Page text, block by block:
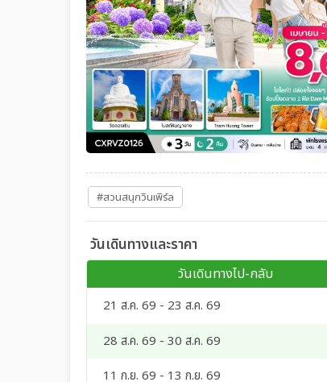
#สวนสนุกวินเพิร์ล
วันเดินทางและราคา
วันเดินทางไป-กลับ
21 ส.ค. 69 - 23 ส.ค. 69
28 ส.ค. 69 - 30 ส.ค. 69
11 ก.ย. 69 - 13 ก.ย. 69